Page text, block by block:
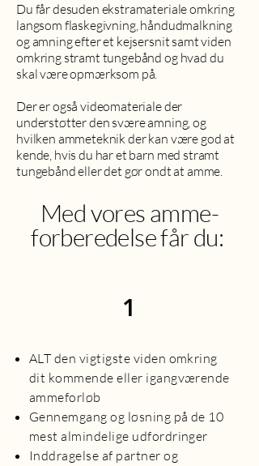
Du får desuden ekstramateriale omkring
langsom flaskegivning, håndudmalkning
og amning efter et kejsersnit samt viden
omkring stramt tungebånd og hvad du
skal være opmærksom på.
Der er også videomateriale der
understøtter den svære amning, og
hvilken ammeteknik der kan være god at
kende, hvis du har et barn med stramt
tungebånd eller det gør ondt at amme.
Med vores amme-
forberedelse får du:
1
ALT den vigtigste viden omkring
dit kommende eller igangværende
ammeforløb
Gennemgang og løsning på de 10
mest almindelige udfordringer
Inddragelse af partner og